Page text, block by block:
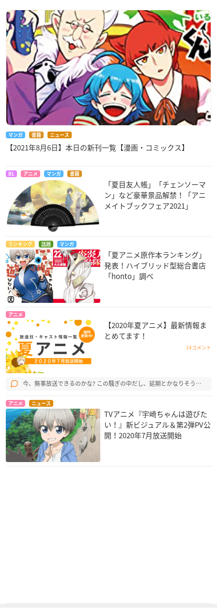
マンガ 書籍 ニュース
【2021年8月6日】本日の新刊一覧【漫画・コミックス】
BL アニメ マンガ 書籍
「夏目友人帳」「チェンソーマ
ン」など豪華景品解禁！「アニ
メイトブックフェア2021」
ランキング 話題 マンガ
「夏アニメ原作本ランキング」
発表！ハイブリッド型総合書店
「honto」調べ
アニメ
【2020年夏アニメ】最新情報ま
とめてます！
14コメント
今、無事放送できるのかな? この騒ぎの中だし、延期とかなりそう…
アニメ ニュース
TVアニメ『宇崎ちゃんは遊びた
い！』新ビジュアル＆第2弾PV公
開！2020年7月放送開始